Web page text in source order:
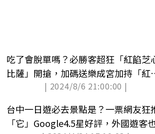
吃了會脫單嗎？必勝客超狂「紅餡芝
比薩」開搶，加碼送樂成宮加持「紅
| 2024/8/6 21:00:00 |
台中一日遊必去景點是？一票網友狂
「它」Google4.5星好評，外國遊客